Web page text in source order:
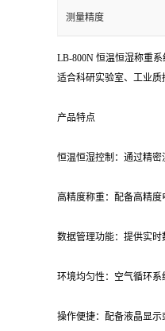
测量精度
LB-800N 恒温恒湿称重
适合科研实验室、工业质
产品特点
恒温恒湿控制：通过精密
高精度称重：配备高精度
数据管理功能：提供实时
环境均匀性：空气循环系
操作便捷：配备液晶显示